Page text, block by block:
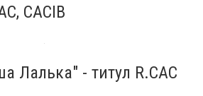
CACIB
Лалька" - титул R.CAC